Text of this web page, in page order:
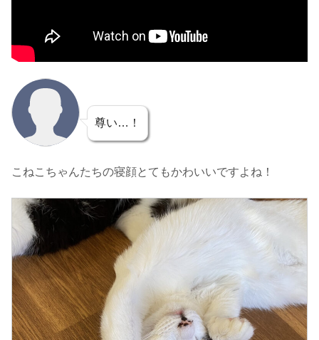
尊い…！
こねこちゃんたちの寝顔とてもかわいいですよね！